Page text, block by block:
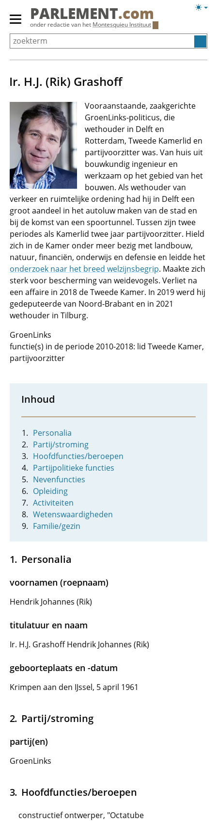
Overslaan
Primair
menu
tonen/verbergen
PARLEMENT.com
onder redactie van het Montesquieu Instituut
Ir. H.J. (Rik) Grashoff
Vooraanstaande, zaakgerichte
GroenLinks-politicus, die
wethouder in Delft en
Rotterdam, Tweede Kamerlid en
partijvoorzitter was. Van huis uit
bouwkundig ingenieur en
werkzaam op het gebied van het
bouwen. Als wethouder van
verkeer en ruimtelijke ordening had hij in Delft een
groot aandeel in het autoluw maken van de stad en
bij de komst van een spoortunnel. Tussen zijn twee
periodes als Kamerlid twee jaar partijvoorzitter. Hield
zich in de Kamer onder meer bezig met landbouw,
natuur, financiën, onderwijs en defensie en leidde het
onderzoek naar het breed welzijnsbegrip. Maakte zich
sterk voor bescherming van weidevogels. Verliet na
een affaire in 2018 de Tweede Kamer. In 2019 werd hij
gedeputeerde van Noord-Brabant en in 2021
wethouder in Tilburg.
GroenLinks
functie(s) in de periode 2010-2018: lid Tweede Kamer,
partijvoorzitter
Inhoud
Personalia
Partij/stroming
Hoofdfuncties/beroepen
Partijpolitieke functies
Nevenfuncties
Opleiding
Activiteiten
Wetenswaardigheden
Familie/gezin
Personalia
voornamen (roepnaam)
Hendrik Johannes (Rik)
titulatuur en naam
Ir. H.J. Grashoff Hendrik Johannes (Rik)
geboorteplaats en -datum
Krimpen aan den IJssel, 5 april 1961
Partij/stroming
partij(en)
GroenLinks
Hoofdfuncties/beroepen
constructief ontwerper, "Octatube